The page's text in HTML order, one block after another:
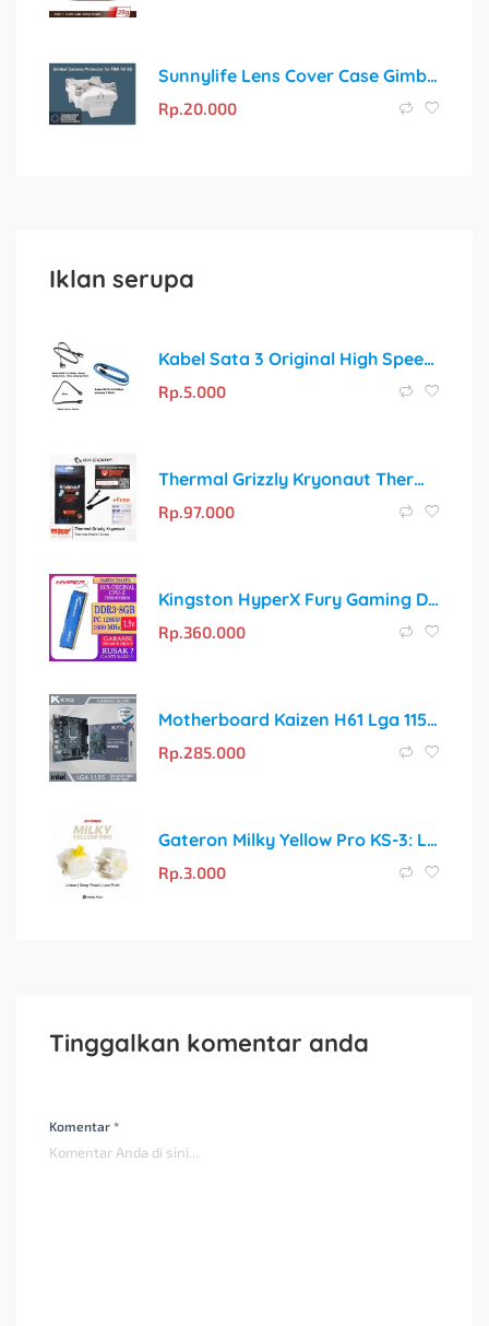
Sunnylife Lens Cover Case Gimbal Protector for Fimi X8 SE 2022/2020 V2 Drone
Rp.20.000
Iklan serupa
Kabel Sata 3 Original High Speed 6gbps
Rp.5.000
Thermal Grizzly Kryonaut Thermal Paste 1 Gram (Jaminan Asli 100%)
Rp.97.000
Kingston HyperX Fury Gaming DDR3 8GB 1600MHz PC-12800 1.5V RAM Komputer
Rp.360.000
Motherboard Kaizen H61 Lga 1155 Ddr3 Mainboard Mobo H61 dengan Slot NVMe
Rp.285.000
Gateron Milky Yellow Pro KS-3: Linear Switch Legendaris dengan Feel Terbaik
Rp.3.000
Tinggalkan komentar anda
Komentar *